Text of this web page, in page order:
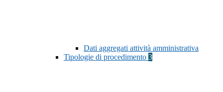
Dati aggregati attività amministrativa
Tipologie di procedimento 3